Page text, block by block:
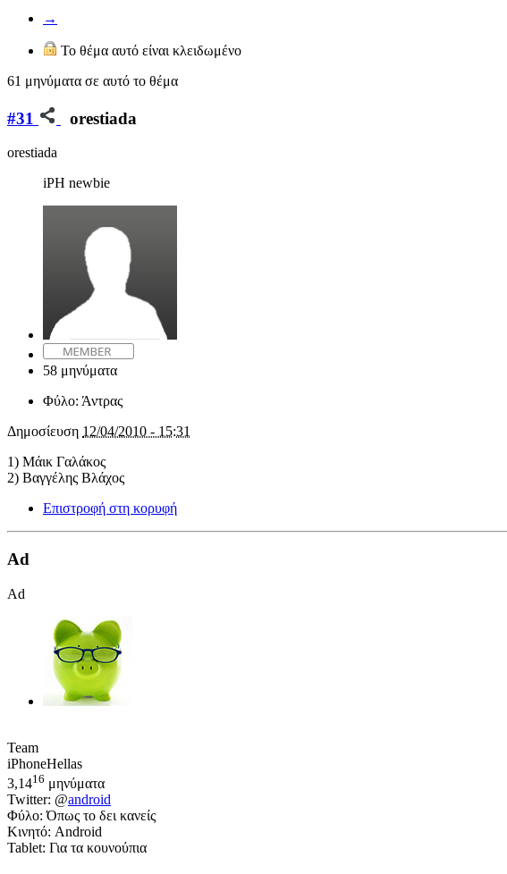
→
Το θέμα αυτό είναι κλειδωμένο
61 μηνύματα σε αυτό το θέμα
#31 orestiada
orestiada
iPH newbie
58 μηνύματα
Φύλο: Άντρας
Δημοσίευση 12/04/2010 - 15:31
1) Μάικ Γαλάκος
2) Βαγγέλης Βλάχος
Επιστροφή στη κορυφή
Ad
Ad
Team
iPhoneHellas
3,1416 μηνύματα
Twitter: @android
Φύλο: Όπως το δει κανείς
Κινητό: Android
Tablet: Για τα κουνούπια